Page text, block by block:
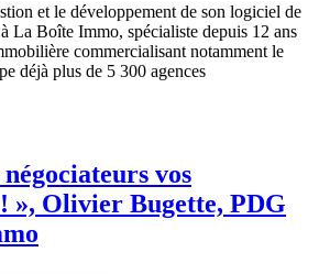
et le développement de son logiciel de
La Boîte Immo, spécialiste depuis 12 ans
commercialisant notamment le
déjà plus de 5 300 agences
vos
», Olivier Bugette, PDG